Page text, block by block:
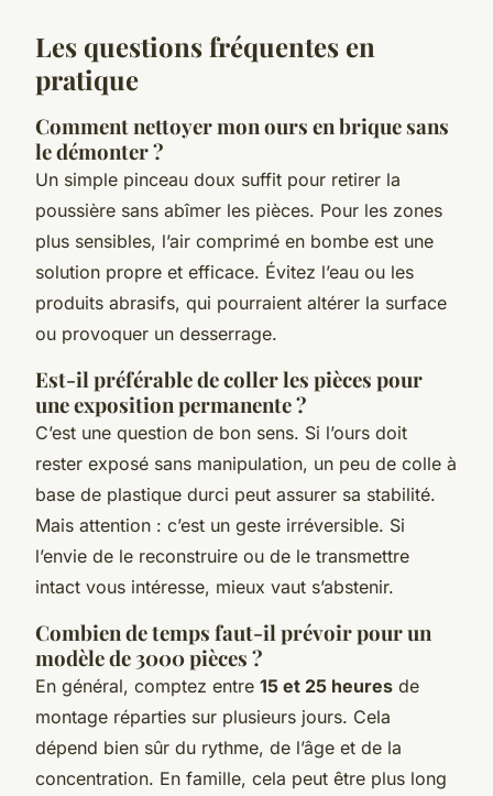
Les questions fréquentes en
pratique
Comment nettoyer mon ours en brique sans
le démonter ?
Un simple pinceau doux suffit pour retirer la
poussière sans abîmer les pièces. Pour les zones
plus sensibles, l’air comprimé en bombe est une
solution propre et efficace. Évitez l’eau ou les
produits abrasifs, qui pourraient altérer la surface
ou provoquer un desserrage.
Est-il préférable de coller les pièces pour
une exposition permanente ?
C’est une question de bon sens. Si l’ours doit
rester exposé sans manipulation, un peu de colle à
base de plastique durci peut assurer sa stabilité.
Mais attention : c’est un geste irréversible. Si
l’envie de le reconstruire ou de le transmettre
intact vous intéresse, mieux vaut s’abstenir.
Combien de temps faut-il prévoir pour un
modèle de 3000 pièces ?
En général, comptez entre 15 et 25 heures de
montage réparties sur plusieurs jours. Cela
dépend bien sûr du rythme, de l’âge et de la
concentration. En famille, cela peut être plus long